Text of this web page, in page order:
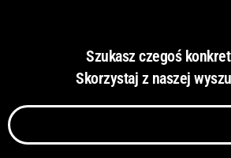
Szukasz czegoś
Skorzystaj z naszej
Szukaj